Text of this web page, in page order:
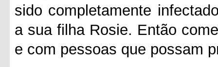
sido completamente
a sua filha Rosie. Então
e com pessoas que possam